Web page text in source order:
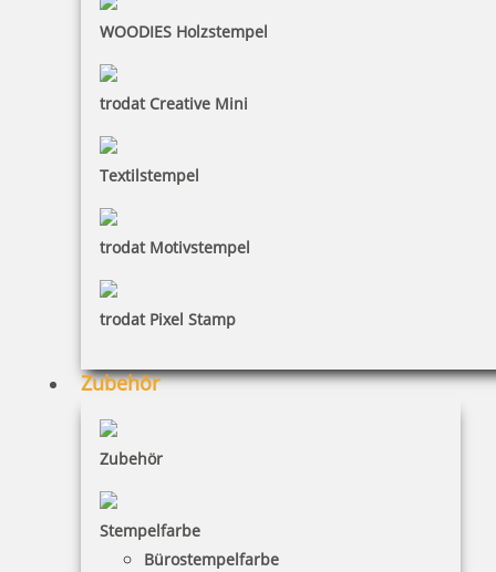
WOODIES Holzstempel
trodat Creative Mini
Textilstempel
trodat Motivstempel
trodat Pixel Stamp
Zubehör
Zubehör
Stempelfarbe
Bürostempelfarbe
trodat edy FIX - Motivationsstempel Weiter so - Printy 4922
trodat edy Triceratops Dinosaurier Stempel